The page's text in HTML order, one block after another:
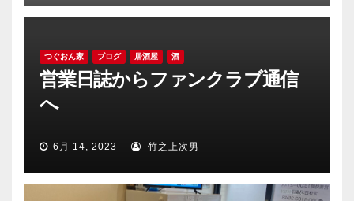
つぐおん家 ブログ 居酒屋 酒
営業日誌からファンクラブ通信
へ
6月 14, 2023 竹之上次男